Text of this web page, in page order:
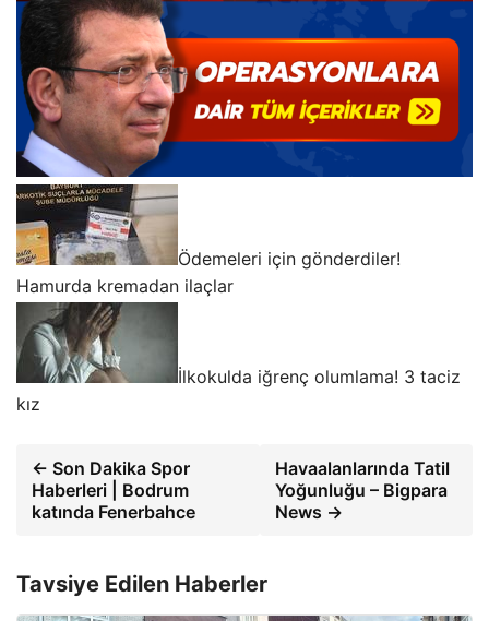
Ödemeleri için gönderdiler!
Hamurda kremadan ilaçlar
İlkokulda iğrenç olumlama! 3 taciz
kız
← Son Dakika Spor
Haberleri | Bodrum
katında Fenerbahce
Havaalanlarında Tatil
Yoğunluğu – Bigpara
News →
Tavsiye Edilen Haberler